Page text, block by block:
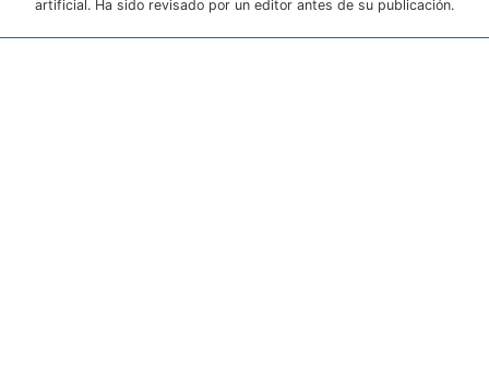
artificial. Ha sido revisado por un editor antes de su publicación.